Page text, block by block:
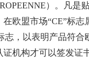
）。凡是
欧盟市场“CE”标志
，以表明产品符合
机构才可以签发证书